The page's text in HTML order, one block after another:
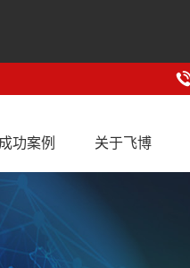
成功案例 关于飞博